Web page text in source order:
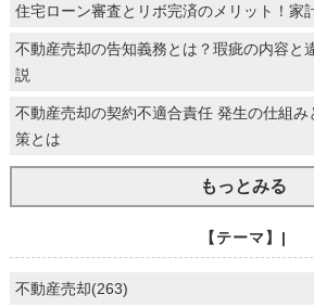
住宅ローン審査とリボ完済のメリット！家
不動産売却の告知義務とは？瑕疵の内容と
説
不動産売却の契約不適合責任 発生の仕組み
策とは
もっとみる
【テーマ】|
不動産売却(263)